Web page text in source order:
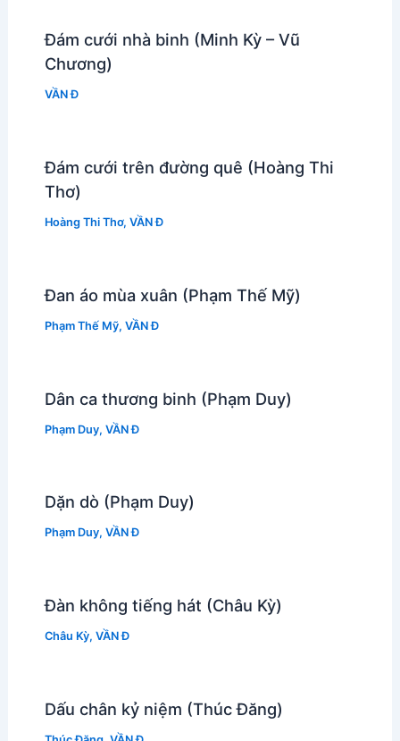
Đám cưới nhà binh (Minh Kỳ – Vũ
Chương)
VẦN Đ
Đám cưới trên đường quê (Hoàng Thi
Thơ)
Hoàng Thi Thơ, VẦN Đ
Đan áo mùa xuân (Phạm Thế Mỹ)
Phạm Thế Mỹ, VẦN Đ
Dân ca thương binh (Phạm Duy)
Phạm Duy, VẦN Đ
Dặn dò (Phạm Duy)
Phạm Duy, VẦN Đ
Đàn không tiếng hát (Châu Kỳ)
Châu Kỳ, VẦN Đ
Dấu chân kỷ niệm (Thúc Đăng)